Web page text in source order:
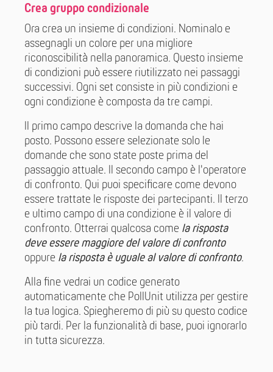
Crea gruppo condizionale
Ora crea un insieme di condizioni. Nominalo e
assegnagli un colore per una migliore
riconoscibilità nella panoramica. Questo insieme
di condizioni può essere riutilizzato nei passaggi
successivi. Ogni set consiste in più condizioni e
ogni condizione è composta da tre campi.
Il primo campo descrive la domanda che hai
posto. Possono essere selezionate solo le
domande che sono state poste prima del
passaggio attuale. Il secondo campo è l'operatore
di confronto. Qui puoi specificare come devono
essere trattate le risposte dei partecipanti. Il terzo
e ultimo campo di una condizione è il valore di
confronto. Otterrai qualcosa come la risposta
deve essere maggiore del valore di confronto
oppure la risposta è uguale al valore di confronto.
Alla fine vedrai un codice generato
automaticamente che PollUnit utilizza per gestire
la tua logica. Spiegheremo di più su questo codice
più tardi. Per la funzionalità di base, puoi ignorarlo
in tutta sicurezza.